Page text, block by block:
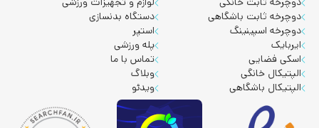
دوچرخه ثابت باشگاهی
دوچرخه اسپینینگ
ایربایک
اسکی فضایی
الپتیکال خانگی
الپتیکال باشگاهی
دستگاه بدنسازی
استپر
پله ورزشی
تماس با ما
وبلاگ
ویدئو